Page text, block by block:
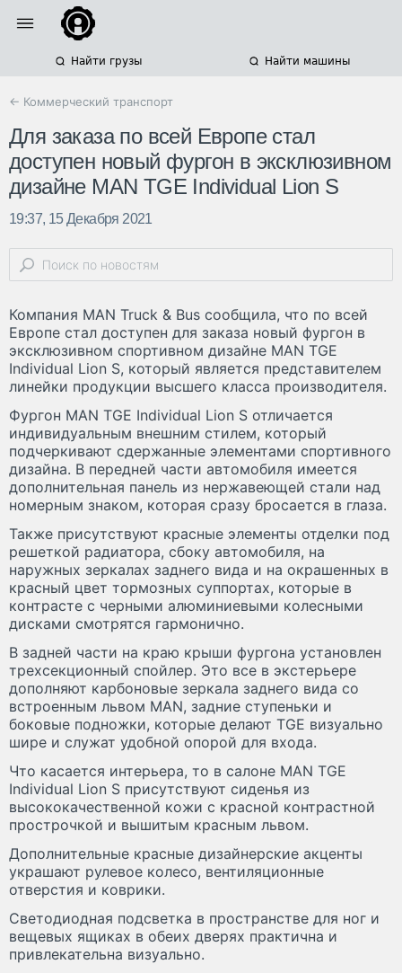
Найти грузы Найти машины
← Коммерческий транспорт
Для заказа по всей Европе стал
доступен новый фургон в эксклюзивном
дизайне MAN TGE Individual Lion S
19:37, 15 Декабря 2021
Компания MAN Truck & Bus сообщила, что по всей
Европе стал доступен для заказа новый фургон в
эксклюзивном спортивном дизайне MAN TGE
Individual Lion S, который является представителем
линейки продукции высшего класса производителя.
Фургон MAN TGE Individual Lion S отличается
индивидуальным внешним стилем, который
подчеркивают сдержанные элементами спортивного
дизайна. В передней части автомобиля имеется
дополнительная панель из нержавеющей стали над
номерным знаком, которая сразу бросается в глаза.
Также присутствуют красные элементы отделки под
решеткой радиатора, сбоку автомобиля, на
наружных зеркалах заднего вида и на окрашенных в
красный цвет тормозных суппортах, которые в
контрасте с черными алюминиевыми колесными
дисками смотрятся гармонично.
В задней части на краю крыши фургона установлен
трехсекционный спойлер. Это все в экстерьере
дополняют карбоновые зеркала заднего вида со
встроенным львом MAN, задние ступеньки и
боковые подножки, которые делают TGE визуально
шире и служат удобной опорой для входа.
Что касается интерьера, то в салоне MAN TGE
Individual Lion S присутствуют сиденья из
высококачественной кожи с красной контрастной
прострочкой и вышитым красным львом.
Дополнительные красные дизайнерские акценты
украшают рулевое колесо, вентиляционные
отверстия и коврики.
Светодиодная подсветка в пространстве для ног и
вещевых ящиках в обеих дверях практична и
привлекательна визуально.